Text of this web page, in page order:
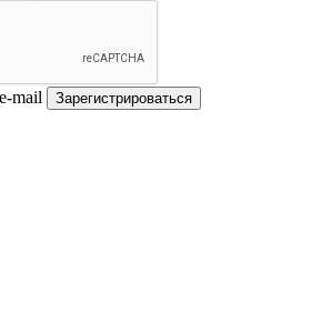
mail Зарегистрироваться